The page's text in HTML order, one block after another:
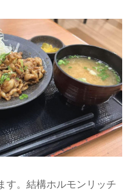
す。結構ホルモンリッチ